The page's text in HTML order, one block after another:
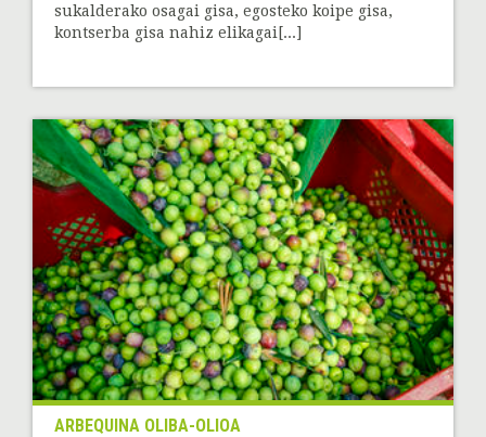
sukalderako osagai gisa, egosteko koipe gisa,
kontserba gisa nahiz elikagai[...]
ARBEQUINA OLIBA-OLIOA